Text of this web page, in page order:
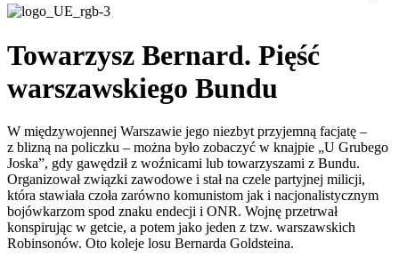
Towarzysz Bernard. Pięść
warszawskiego Bundu
W międzywojennej Warszawie jego niezbyt przyjemną facjatę –
z blizną na policzku – można było zobaczyć w knajpie „U Grubego
Joska”, gdy gawędził z woźnicami lub towarzyszami z Bundu.
Organizował związki zawodowe i stał na czele partyjnej milicji,
która stawiała czoła zarówno komunistom jak i nacjonalistycznym
bojówkarzom spod znaku endecji i ONR. Wojnę przetrwał
konspirując w getcie, a potem jako jeden z tzw. warszawskich
Robinsonów. Oto koleje losu Bernarda Goldsteina.